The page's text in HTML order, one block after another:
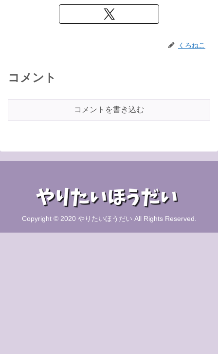
くろねこ
コメント
コメントを書き込む
Copyright © 2020 やりたいほうだい All Rights Reserved.